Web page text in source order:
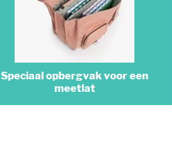
Speciaal opbergvak voor een
meetlat